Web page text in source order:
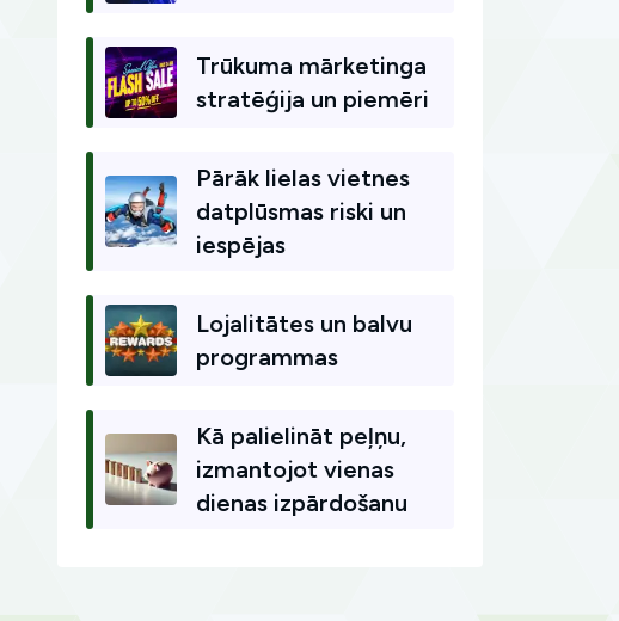
Trūkuma mārketinga
stratēģija un piemēri
Pārāk lielas vietnes
datplūsmas riski un
iespējas
Lojalitātes un balvu
programmas
Kā palielināt peļņu,
izmantojot vienas
dienas izpārdošanu